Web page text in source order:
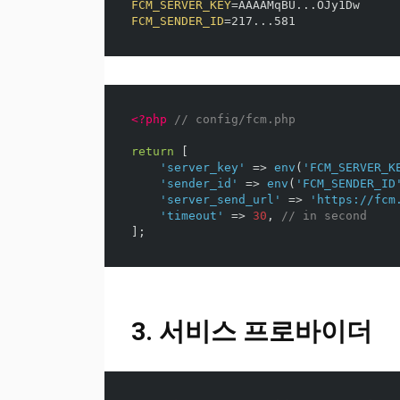
FCM_SERVER_KEY=
FCM_SENDER_ID=
<?php // config/fcm.php
return
'server_key'
=> env (
'sender_id'
=> env ( 'FCM_SENDER_ID'
'server_send_url'
=> 'https://
'timeout'
=> 30 ,
// in second
];
3. 서비스 프로바이더